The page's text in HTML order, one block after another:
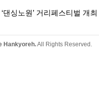
댄싱노원’ 거리페스티벌 개최
Hankyoreh.All Rights Reserved.